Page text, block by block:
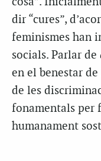
dir “cures”,
feminismes han
socials. Parlar de
en el benestar
de les
fonamentals per
humanament